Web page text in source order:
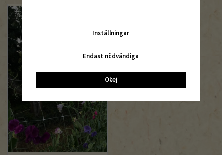
Inställningar
Endast nödvändiga
Okej